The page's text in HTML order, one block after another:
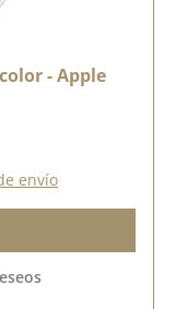
- Apple
envío